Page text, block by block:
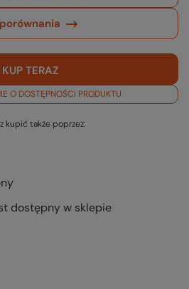
KUP TERAZ
O DOSTĘPNOŚCI PRODUKTU
kupić także poprzez:
dostępny w sklepie